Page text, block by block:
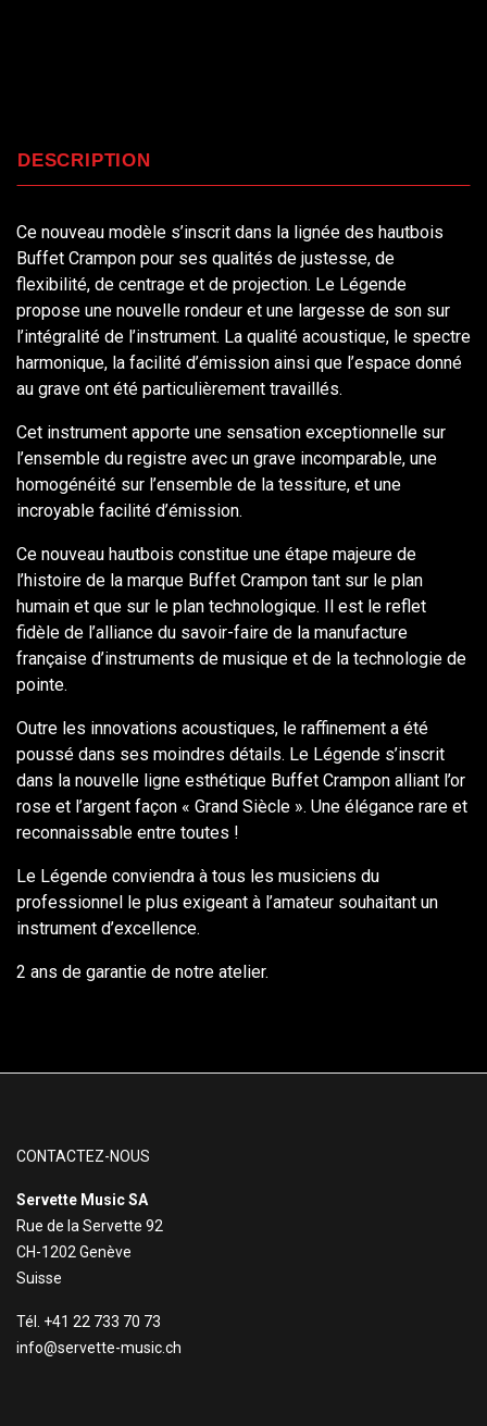
DESCRIPTION
Ce nouveau modèle s’inscrit dans la lignée des hautbois
Buffet Crampon pour ses qualités de justesse, de
flexibilité, de centrage et de projection. Le Légende
propose une nouvelle rondeur et une largesse de son sur
l’intégralité de l’instrument. La qualité acoustique, le spectre
harmonique, la facilité d’émission ainsi que l’espace donné
au grave ont été particulièrement travaillés.
Cet instrument apporte une sensation exceptionnelle sur
l’ensemble du registre avec un grave incomparable, une
homogénéité sur l’ensemble de la tessiture, et une
incroyable facilité d’émission.
Ce nouveau hautbois constitue une étape majeure de
l’histoire de la marque Buffet Crampon tant sur le plan
humain et que sur le plan technologique. Il est le reflet
fidèle de l’alliance du savoir-faire de la manufacture
française d’instruments de musique et de la technologie de
pointe.
Outre les innovations acoustiques, le raffinement a été
poussé dans ses moindres détails. Le Légende s’inscrit
dans la nouvelle ligne esthétique Buffet Crampon alliant l’or
rose et l’argent façon « Grand Siècle ». Une élégance rare et
reconnaissable entre toutes !
Le Légende conviendra à tous les musiciens du
professionnel le plus exigeant à l’amateur souhaitant un
instrument d’excellence.
2 ans de garantie de notre atelier.
CONTACTEZ-NOUS
Servette Music SA
Rue de la Servette 92
CH-1202 Genève
Suisse
Tél. +41 22 733 70 73
info@servette-music.ch